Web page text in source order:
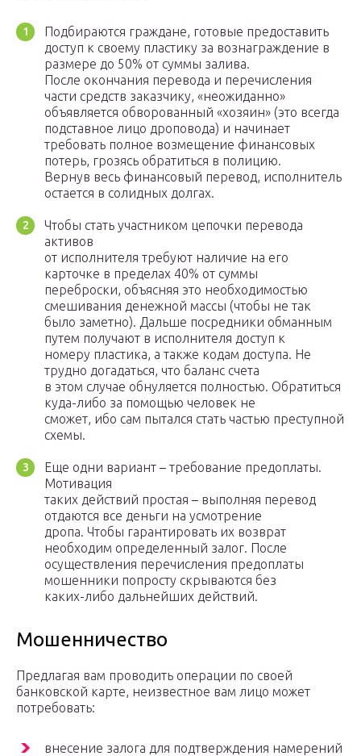
Подбираются граждане, готовые предоставить
доступ к своему пластику за вознаграждение в
размере до 50% от суммы залива.
После окончания перевода и перечисления
части средств заказчику, «неожиданно»
объявляется обворованный «хозяин» (это всегда
подставное лицо дроповода) и начинает
требовать полное возмещение финансовых
потерь, грозясь обратиться в полицию.
Вернув весь финансовый перевод, исполнитель
остается в солидных долгах.
Чтобы стать участником цепочки перевода
активов
от исполнителя требуют наличие на его
карточке в пределах 40% от суммы
переброски, объясняя это необходимостью
смешивания денежной массы (чтобы не так
было заметно). Дальше посредники обманным
путем получают в исполнителя доступ к
номеру пластика, а также кодам доступа. Не
трудно догадаться, что баланс счета
в этом случае обнуляется полностью. Обратиться
куда-либо за помощью человек не
сможет, ибо сам пытался стать частью преступной
схемы.
Еще одни вариант – требование предоплаты.
Мотивация
таких действий простая – выполняя перевод
отдаются все деньги на усмотрение
дропа. Чтобы гарантировать их возврат
необходим определенный залог. После
осуществления перечисления предоплаты
мошенники попросту скрываются без
каких-либо дальнейших действий.
Мошенничество
Предлагая вам проводить операции по своей
банковской карте, неизвестное вам лицо может
потребовать:
внесение залога для подтверждения намерений